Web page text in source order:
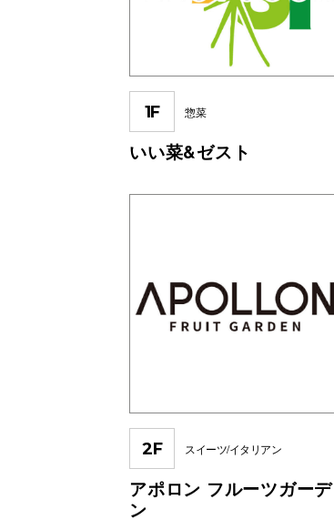
1F 惣菜
いい菜&ゼスト
2F スイーツ/イタリアン
アポロン フルーツガーデ
ン